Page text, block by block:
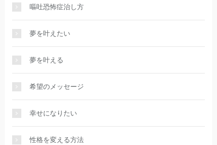
嘔吐恐怖症治し方
夢を叶えたい
夢を叶える
希望のメッセージ
幸せになりたい
性格を変える方法